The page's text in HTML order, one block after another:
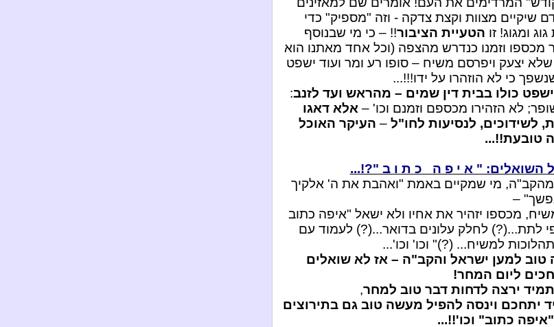
שיקיים מצוות וקצת צדקה - וזה "מספיק" כדי
ומגוג! זו הטעיית הציבור!! – כי מי שבנוסף
מכספו וזמנו כנדרש מהצפה (וכל אחד מאתנו הוא
יצעק ויפרסם משיח – סופו רע ומר ועוד ישפט
כי לא הוזהרו על ידו!!!...
ישפט כולו בבית דין שמים – מהראש ועד לזנב:
לא הזהירו מכספם וזמנם וכו' – אלא דאגו
לשידוכים, לנסיעות לחו"ל – העיקר האוכל
טובעת!!...
השואלים: " א י פ ה כ ת ו ב "?!...
מי שמקיים באמת "ואהבת את ה' אלקיך
–
מכספו יזהיר את אחיו ולא ישאל "איפה כתוב
לתת...(?) לחלק עלונים בדואר...(?) לעמוד עם
למשיח... (?)" וכו' וכו'...
למען ישראל והקב"ה – אז לא שואלים
ליום המחר!
ירצה לדחות דבר טוב למחר,
יתחכם וינסה להפיל מעשה טוב גם בתירוצים
כתוב" וכו'!!...